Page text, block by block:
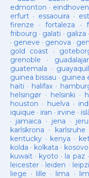
edmonton · eindhoven
erfurt· essaouira ·
firenze ·fortaleza ·
fribourg · galati · galiza ·
· geneve · genova ·
gold coast ·
grenoble ·
guatemala · guayaquil
guinea bissau · guinea
haiti · halifax ·
helsingør· helsinki ·
houston · huelva ·
iquique · iran · irvine ·
· jamaica · jena ·
karlskrona · karlsruhe
kentucky· kenya ·
kolda · kolkata · kosovo
kuwait· kyoto · la paz ·
leicester· leiden ·
liege · lille · lima ·